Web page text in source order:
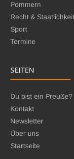
Pommern
Recht & Staatlichkeit
Sport
Termine
SEITEN
Du bist ein Preuße?
Kontakt
Newsletter
Über uns
Startseite